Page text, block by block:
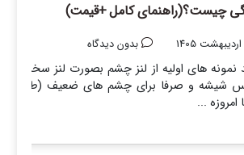
چیست؟(راهنمای کامل +قیمت)
بدون دیدگاه
نمونه های اولیه از لنز چشم بصورت لنز سخت و
شیشه و صرفا برای چشم های ضعیف (طبی)
امروزه ...